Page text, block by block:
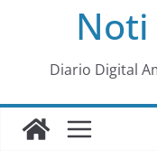
al
Noti
Diario Digital